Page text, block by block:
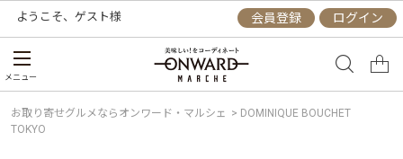
ようこそ、 ゲスト様 会員登録 ログイン
メニュー
お取り寄せグルメならオンワード・マルシェ > DOMINIQUE BOUCHET
TOKYO